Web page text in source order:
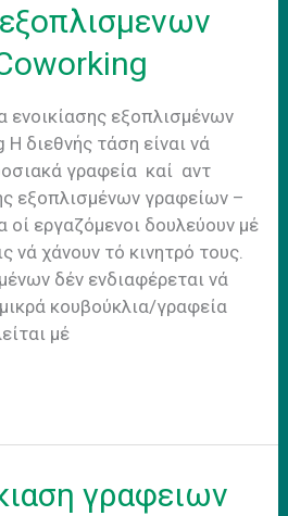
ενοικίασης εξοπλισμένων
διεθνής τάση είναι νά
γραφεία καί αντ
εξοπλισμένων γραφείων –
εργαζόμενοι δουλεύουν μέ
νά χάνουν τό κινητρό τους.
δέν ενδιαφέρεται νά
κουβούκλια/γραφεία
μέ
γραφειων